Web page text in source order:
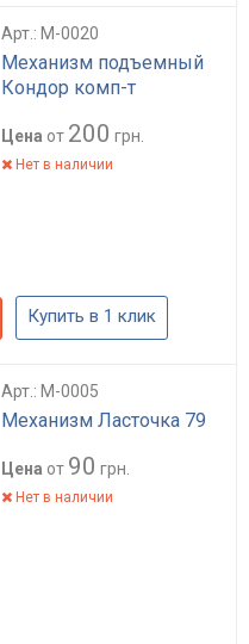
Арт.: M-0020
Механизм подъемный
Кондор комп-т
Цена от 200 грн.
Нет в наличии
Купить в 1 клик
Арт.: M-0005
Механизм Ласточка 79
Цена от 90 грн.
Нет в наличии